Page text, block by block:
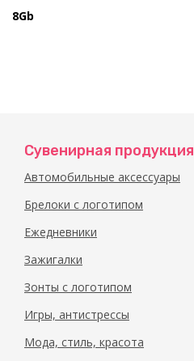
8Gb
Сувенирная продукция
Автомобильные аксессуары
Брелоки с логотипом
Ежедневники
Зажигалки
Зонты с логотипом
Игры, антистрессы
Мода, стиль, красота